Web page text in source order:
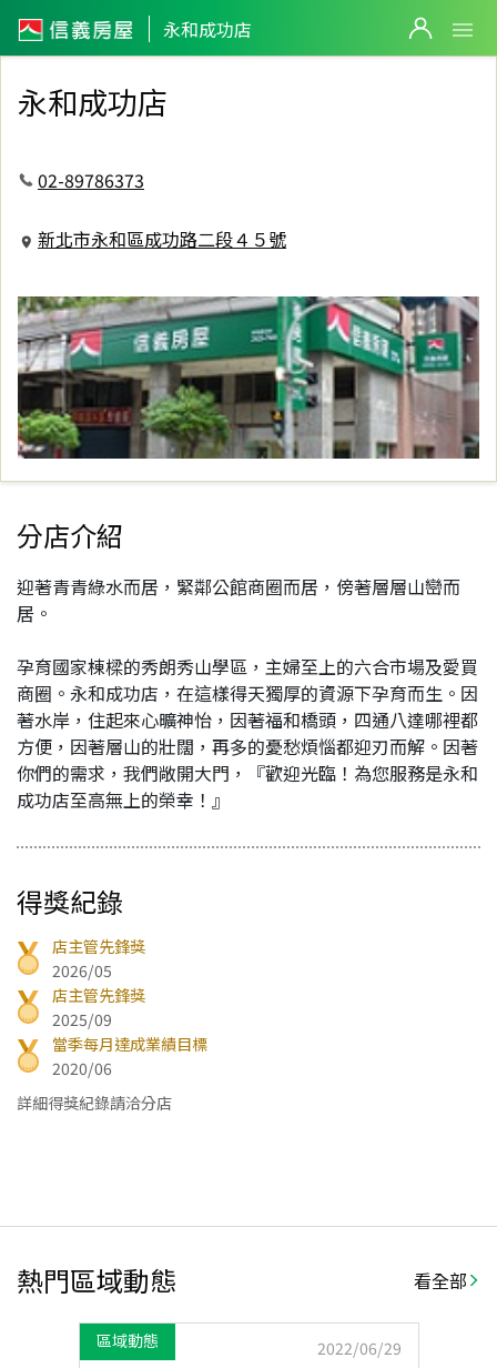
永和成功店
信義房屋永和成功店
永和成功店
02-89786373
新北市永和區成功路二段４５號
分店介紹
迎著青青綠水而居，緊鄰公館商圈而居，傍著層層山巒而
居。
孕育國家棟樑的秀朗秀山學區，主婦至上的六合市場及愛買
商圈。永和成功店，在這樣得天獨厚的資源下孕育而生。因
著水岸，住起來心曠神怡，因著福和橋頭，四通八達哪裡都
方便，因著層山的壯闊，再多的憂愁煩惱都迎刃而解。因著
你們的需求，我們敞開大門，『歡迎光臨！為您服務是永和
成功店至高無上的榮幸！』
得獎紀錄
店主管先鋒獎
2026/05
店主管先鋒獎
2025/09
當季每月達成業績目標
2020/06
詳細得獎紀錄請洽分店
熱門區域動態 看全部
區域動態 2022/06/29